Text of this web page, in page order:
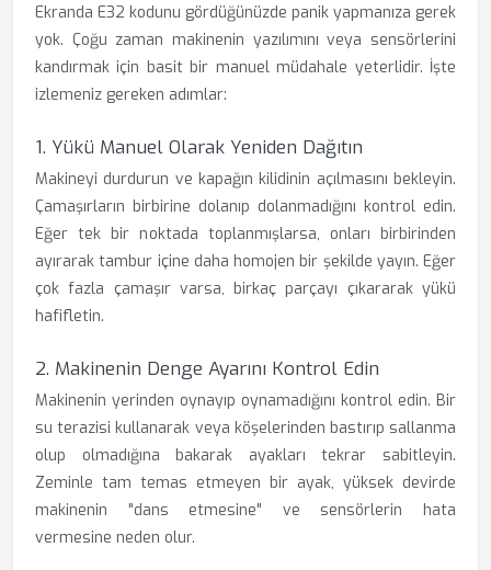
Ekranda E32 kodunu gördüğünüzde panik yapmanıza gerek
yok. Çoğu zaman makinenin yazılımını veya sensörlerini
kandırmak için basit bir manuel müdahale yeterlidir. İşte
izlemeniz gereken adımlar:
1. Yükü Manuel Olarak Yeniden Dağıtın
Makineyi durdurun ve kapağın kilidinin açılmasını bekleyin.
Çamaşırların birbirine dolanıp dolanmadığını kontrol edin.
Eğer tek bir noktada toplanmışlarsa, onları birbirinden
ayırarak tambur içine daha homojen bir şekilde yayın. Eğer
çok fazla çamaşır varsa, birkaç parçayı çıkararak yükü
hafifletin.
2. Makinenin Denge Ayarını Kontrol Edin
Makinenin yerinden oynayıp oynamadığını kontrol edin. Bir
su terazisi kullanarak veya köşelerinden bastırıp sallanma
olup olmadığına bakarak ayakları tekrar sabitleyin.
Zeminle tam temas etmeyen bir ayak, yüksek devirde
makinenin "dans etmesine" ve sensörlerin hata
vermesine neden olur.